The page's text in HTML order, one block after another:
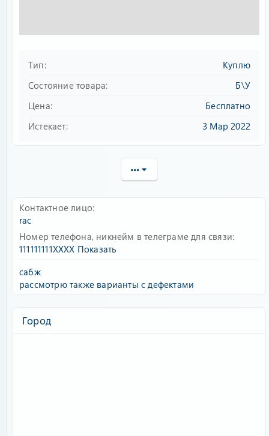
Тип
Куплю
Состояние товара
Б\У
Цена
Бесплатно
Истекает
3 Мар 2022
•••
Контактное лицо
rac
Номер телефона, никнейм в телеграме для связи
111111111XXXX Показать
сабж
рассмотрю также варианты с дефектами
Город